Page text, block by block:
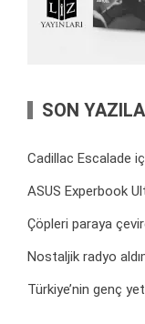
SON
Cadillac Escalade
ASUS Experbook
Çöpleri paraya
Nostaljik radyo
Türkiye’nin genç